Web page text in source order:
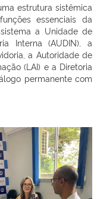
estrutura sistêmica
essenciais da
a Unidade de
Interna (AUDIN), a
a Autoridade de
(LAI) e a Diretoria
permanente com